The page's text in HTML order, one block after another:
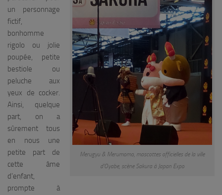
Merugyu & Merumomo, mascottes officielles de la ville
d’Oyabe, scène Sakura à Japan Expo
un personnage
fictif,
bonhomme
rigolo ou jolie
poupée, petite
bestiole ou
peluche aux
yeux de cocker.
Ainsi, quelque
part, on a
sûrement tous
en nous une
petite part de
cette âme
d’enfant,
prompte à